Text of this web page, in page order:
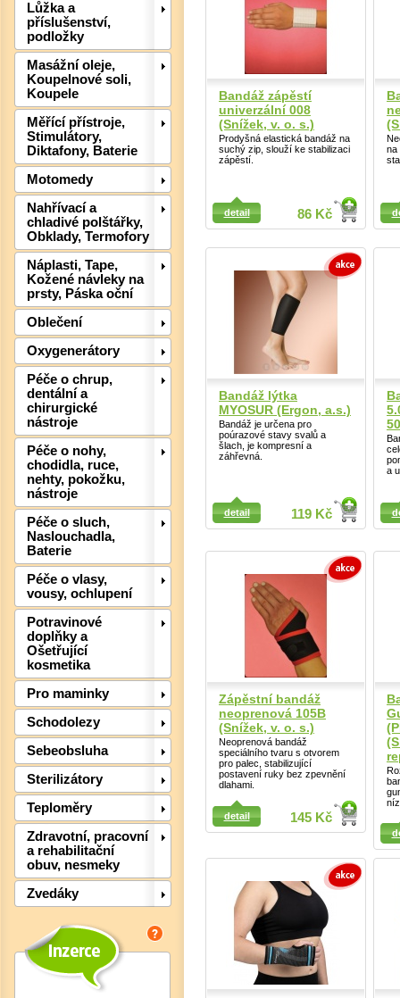
Lůžka a
příslušenství,
podložky
Masážní oleje,
Koupelnové soli,
Koupele
Měřící přístroje,
Stimulátory,
Diktafony, Baterie
Motomedy
Nahřívací a
chladivé polštářky,
Obklady, Termofory
Náplasti, Tape,
Kožené návleky na
prsty, Páska oční
Oblečení
Oxygenerátory
Péče o chrup,
dentální a
chirurgické
nástroje
Péče o nohy,
chodidla, ruce,
nehty, pokožku,
nástroje
Péče o sluch,
Naslouchadla,
Baterie
Péče o vlasy,
vousy, ochlupení
Potravinové
doplňky a
Ošetřující
kosmetika
Pro maminky
Schodolezy
Sebeobsluha
Sterilizátory
Teploměry
Zdravotní, pracovní
a rehabilitační
obuv, nesmeky
Zvedáky
Bandáž zápěstí
univerzální 008
(Snížek, v. o. s.)
Prodyšná elastická bandáž na
suchý zip, slouží ke stabilizaci
zápěstí.
86 Kč
detail
na
Detail
Detail
Bandáž lýtka
MYOSUR (Ergon, a.s.)
Bandáž je určena pro
poúrazové stavy svalů a
šlach, je kompresní a
záhřevná.
119 Kč
detail
a
Detail
Detail
Zápěstní bandáž
neoprenová 105B
(Snížek, v. o. s.)
Neoprenová bandáž
speciálního tvaru s otvorem
pro palec, stabilizující
postavení ruky bez zpevnění
dlahami.
145 Kč
detail
Detail
Detail